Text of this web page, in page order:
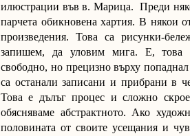
илюстрации във в. Марица. Преди
парчета обикновена хартия. В някои
произведения. Това са рисунки-
запишем, да уловим мига. Е, това
свободно, но прецизно върху
са останали записани и прибрани в
Това е дълъг процес и сложно
обясняваме абстрактното. Ако
половината от своите усещания и